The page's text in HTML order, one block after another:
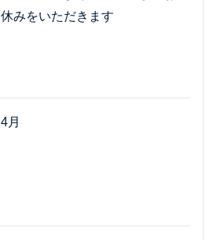
休みをいただきます
4月